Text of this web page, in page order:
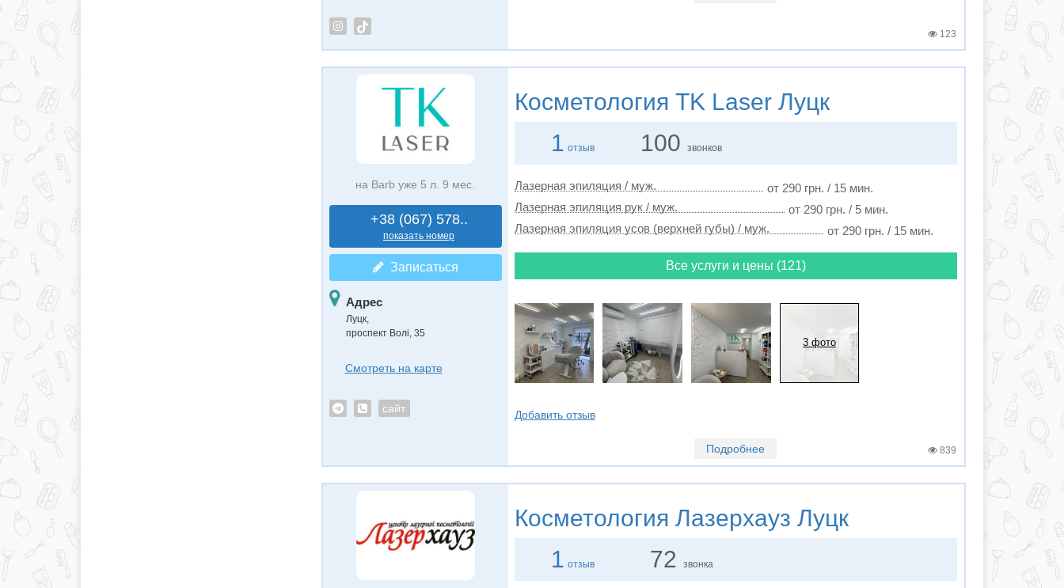
123
на Barb уже 5 л. 9 мес.
+38 (067) 578..
показать номер
Записаться
Адрес
Луцк,
проспект Волі, 35
Смотреть на карте
сайт
Косметология TK Laser Луцк
1 отзыв 100звонков
Лазерная эпиляция / муж.
от 290 грн. / 15 мин.
Лазерная эпиляция рук / муж.
от 290 грн. / 5 мин.
Лазерная эпиляция усов (верхней губы) / муж.
от 290 грн. / 15 мин.
Все услуги и цены (121)
3 фото
Добавить отзыв
Подробнее 839
Косметология Лазерхауз Луцк
1 отзыв 72 звонка